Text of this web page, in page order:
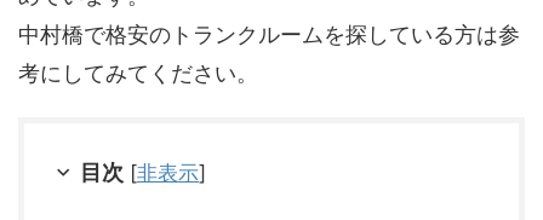
中村橋で格安のトランクルームを探している方は参
考にしてみてください。
目次 [非表示]